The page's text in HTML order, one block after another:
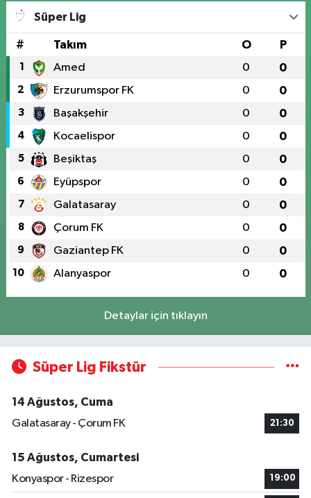
Süper Lig
# Takım O P
1 Amed 0 0
2 Erzurumspor FK 0 0
3 Başakşehir 0 0
4 Kocaelispor 0 0
5 Beşiktaş 0 0
6 Eyüpspor 0 0
7 Galatasaray 0 0
8 Çorum FK 0 0
9 Gaziantep FK 0 0
10 Alanyaspor 0 0
Detaylar için tıklayın
Süper Lig Fikstür
14 Ağustos, Cuma
Galatasaray - Çorum FK
21:30
15 Ağustos, Cumartesi
Konyaspor - Rizespor
19:00